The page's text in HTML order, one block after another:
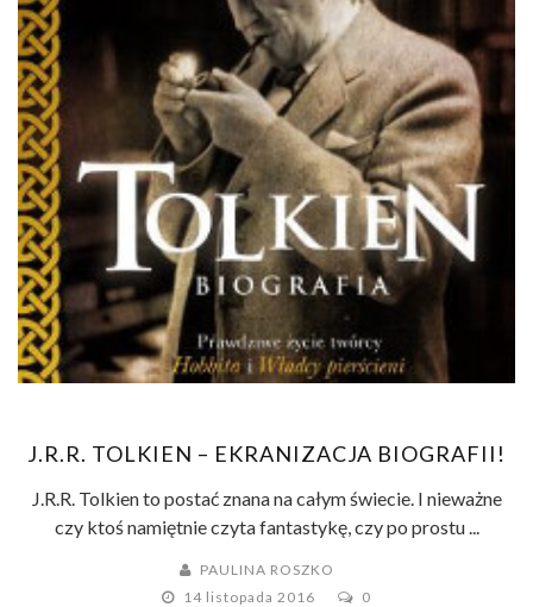
J.R.R. TOLKIEN – EKRANIZACJA BIOGRAFII!
J.R.R. Tolkien to postać znana na całym świecie. I nieważne
czy ktoś namiętnie czyta fantastykę, czy po prostu ...
PAULINA ROSZKO
14 listopada 2016
0